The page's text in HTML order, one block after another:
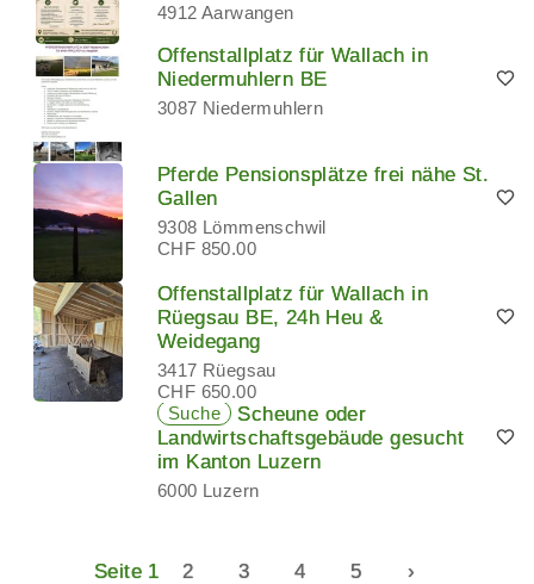
4912 Aarwangen
Offenstallplatz für Wallach in
Niedermuhlern BE
3087 Niedermuhlern
Pferde Pensionsplätze frei nähe St.
Gallen
9308 Lömmenschwil
CHF 850.00
Offenstallplatz für Wallach in
Rüegsau BE, 24h Heu &
Weidegang
3417 Rüegsau
CHF 650.00
Suche
Scheune oder
Landwirtschaftsgebäude gesucht
im Kanton Luzern
6000 Luzern
Seite 1 2 3 4 5 ›